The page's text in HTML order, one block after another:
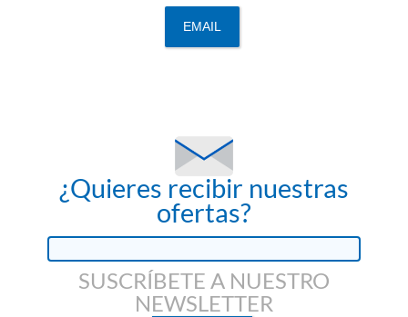
EMAIL
¿Quieres recibir nuestras
ofertas?
SUSCRÍBETE A NUESTRO
NEWSLETTER